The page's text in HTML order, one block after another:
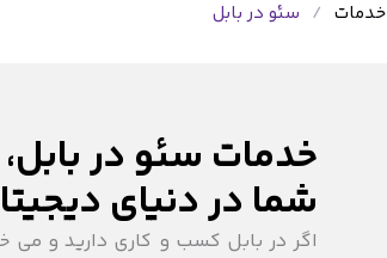
خدمات / سئو در بابل
خدمات سئو در
شما در دنیای
اگر در بابل کسب و کاری دارید و می